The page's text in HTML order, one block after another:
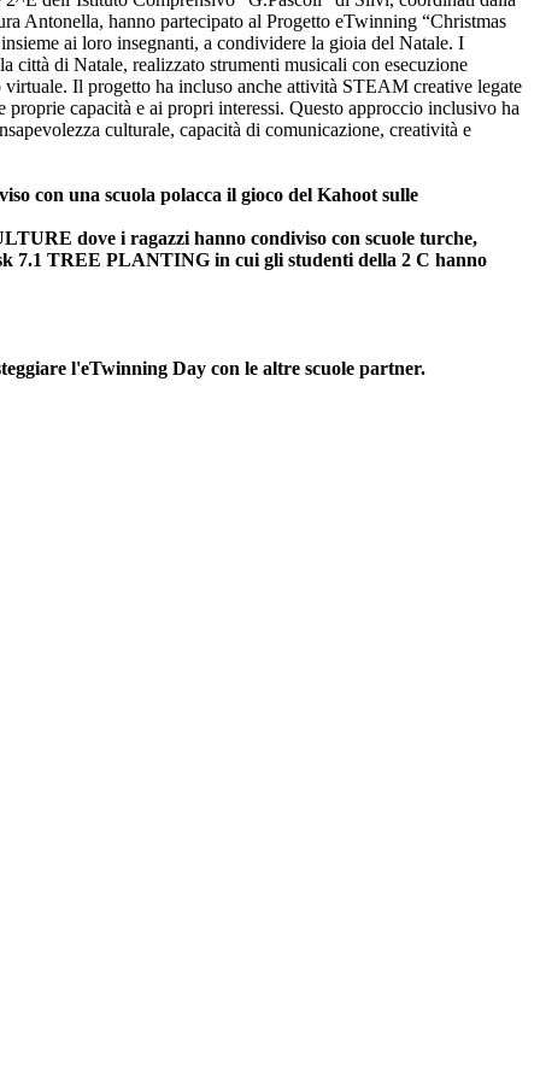
Antonella, hanno partecipato al Progetto eTwinning “Christmas
ai loro insegnanti, a condividere la gioia del Natale. I
città di Natale, realizzato strumenti musicali con esecuzione
virtuale. Il progetto ha incluso anche attività STEAM creative legate
capacità e ai propri interessi. Questo approccio inclusivo ha
culturale, capacità di comunicazione, creatività e
con una scuola polacca il gioco del Kahoot sulle
dove i ragazzi hanno condiviso con scuole turche,
7.1 TREE PLANTING in cui gli studenti della 2 C hanno
l'eTwinning Day con le altre scuole partner.